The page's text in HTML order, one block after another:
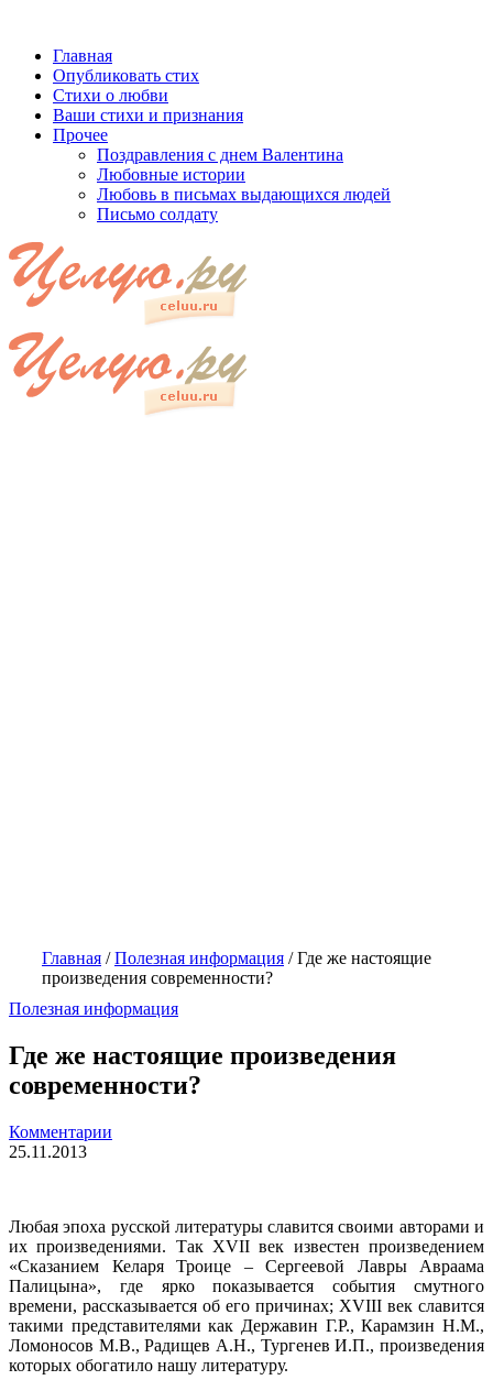
Главная
Опубликовать стих
Стихи о любви
Ваши стихи и признания
Прочее
Поздравления с днем Валентина
Любовные истории
Любовь в письмах выдающихся людей
Письмо солдату
Главная /Полезная информация /Где же настоящие
произведения современности?
Полезная информация
Где же настоящие произведения
современности?
Комментарии
25.11.2013
Любая эпоха русской литературы славится своими авторами и
их произведениями. Так XVII век известен произведением
«Сказанием Келаря Троице – Сергеевой Лавры Авраама
Палицына», где ярко показывается события смутного
времени, рассказывается об его причинах; XVIII век славится
такими представителями как Державин Г.Р., Карамзин Н.М.,
Ломоносов М.В., Радищев А.Н., Тургенев И.П., произведения
которых обогатило нашу литературу.